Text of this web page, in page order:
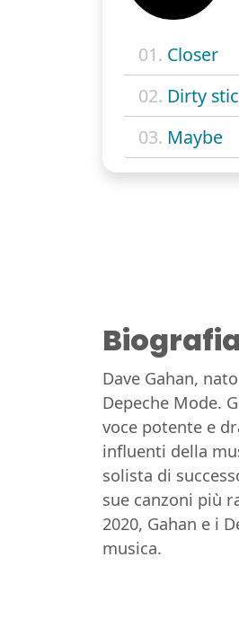
01. Closer
02. Dirty
03. Maybe
Dave Gahan,
Depeche Mode.
voce potente e
influenti della
solista di
sue canzoni più
2020, Gahan e i
musica.